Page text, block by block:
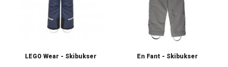
LEGO Wear - Skibukser En Fant - Skibukser